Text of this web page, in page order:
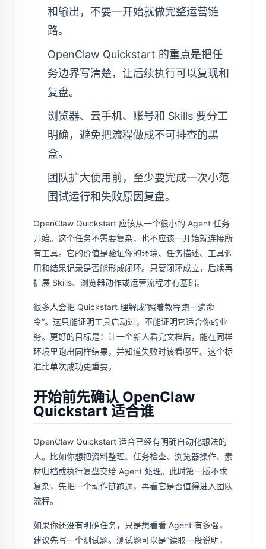
和输出，不要一开始就做完整运营链
路。
OpenClaw Quickstart 的重点是把任
务边界写清楚，让后续执行可以复现和
复盘。
浏览器、云手机、账号和 Skills 要分工
明确，避免把流程做成不可排查的黑
盒。
团队扩大使用前，至少要完成一次小范
围试运行和失败原因复盘。
OpenClaw Quickstart 应该从一个很小的 Agent 任务
开始。这个任务不需要复杂，也不应该一开始就连接所
有工具。它的价值是验证你的环境、任务描述、工具调
用和结果记录是否能形成闭环。只要闭环成立，后续再
扩展 Skills、浏览器动作或运营流程才有基础。
很多人会把 Quickstart 理解成“照着教程跑一遍命
令”。这只能证明工具启动过，不能证明它适合你的业
务。更好的目标是：让一个新人看完文档后，能在同样
环境里跑出同样结果，并知道失败时该看哪里。这个标
准比单次成功更重要。
开始前先确认 OpenClaw
Quickstart 适合谁
OpenClaw Quickstart 适合已经有明确自动化想法的
人。比如你想把资料整理、任务检查、浏览器操作、素
材归档或执行复盘交给 Agent 处理。此时第一版不求
复杂，先把一个动作链跑通，再看它是否值得进入团队
流程。
如果你还没有明确任务，只是想看看 Agent 有多强，
建议先写一个测试题。测试题可以是“读取一段说明，